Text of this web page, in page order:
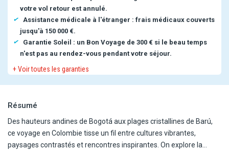
votre vol retour est annulé.
Assistance médicale à l'étranger : frais médicaux couverts
jusqu'à 150 000 €.
Garantie Soleil : un Bon Voyage de 300 € si le beau temps
n'est pas au rendez-vous pendant votre séjour.
+ Voir toutes les garanties
Résumé
Des hauteurs andines de Bogotá aux plages cristallines de Barú,
ce voyage en Colombie tisse un fil entre cultures vibrantes,
paysages contrastés et rencontres inspirantes. On explore la